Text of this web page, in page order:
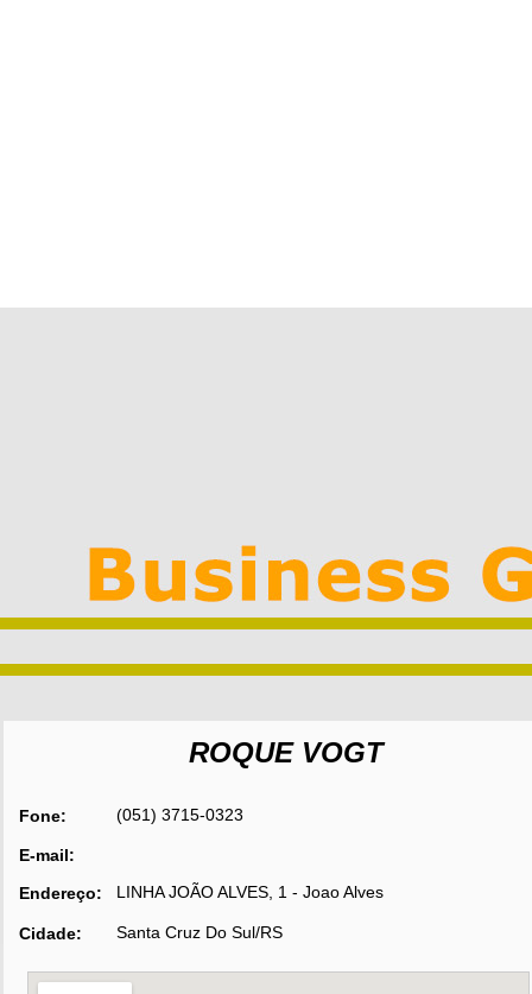
ROQUE VOGT
Fone: (051) 3715-0323
E-mail:
Endereço:
LINHA JOÃO ALVES, 1 - Joao Alves
Cidade: Santa Cruz Do Sul/RS